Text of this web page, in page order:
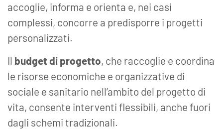
accoglie, informa e orienta e, nei casi
complessi, concorre a predisporre i progetti
personalizzati.
Il budget di progetto, che raccoglie e coordina
le risorse economiche e organizzative di
sociale e sanitario nell’ambito del progetto di
vita, consente interventi flessibili, anche fuori
dagli schemi tradizionali.